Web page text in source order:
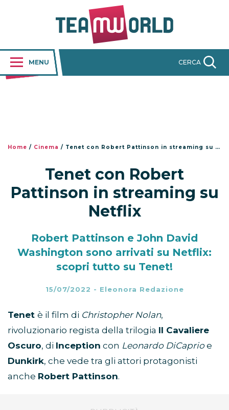
MENU CERCA
Home / Cinema / Tenet con Robert Pattinson in streaming su Netflix
Tenet con Robert
Pattinson in streaming su
Netflix
Robert Pattinson e John David
Washington sono arrivati su Netflix:
scopri tutto su Tenet!
15/07/2022 - Eleonora Redazione
Tenet è il film di Christopher Nolan,
rivoluzionario regista della trilogia Il Cavaliere
Oscuro, di Inception con Leonardo DiCaprioe
Dunkirk, che vede tra gli attori protagonisti
anche Robert Pattinson.